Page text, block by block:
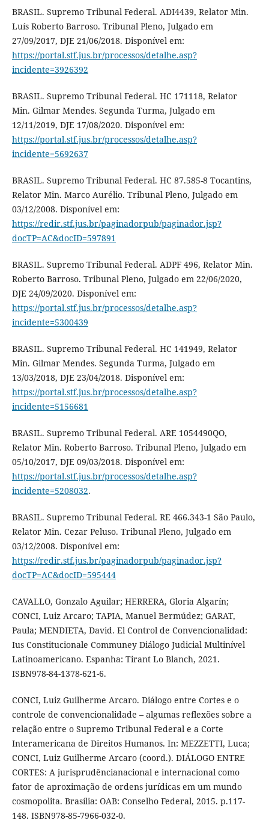
BRASIL. Supremo Tribunal Federal. ADI4439, Relator Min.
Luís Roberto Barroso. Tribunal Pleno, Julgado em
27/09/2017, DJE 21/06/2018. Disponível em:
https://portal.stf.jus.br/processos/detalhe.asp?
incidente=3926392
BRASIL. Supremo Tribunal Federal. HC 171118, Relator
Min. Gilmar Mendes. Segunda Turma, Julgado em
12/11/2019, DJE 17/08/2020. Disponível em:
https://portal.stf.jus.br/processos/detalhe.asp?
incidente=5692637
BRASIL. Supremo Tribunal Federal. HC 87.585-8 Tocantins,
Relator Min. Marco Aurélio. Tribunal Pleno, Julgado em
03/12/2008. Disponível em:
https://redir.stf.jus.br/paginadorpub/paginador.jsp?
docTP=AC&docID=597891
BRASIL. Supremo Tribunal Federal. ADPF 496, Relator Min.
Roberto Barroso. Tribunal Pleno, Julgado em 22/06/2020,
DJE 24/09/2020. Disponível em:
https://portal.stf.jus.br/processos/detalhe.asp?
incidente=5300439
BRASIL. Supremo Tribunal Federal. HC 141949, Relator
Min. Gilmar Mendes. Segunda Turma, Julgado em
13/03/2018, DJE 23/04/2018. Disponível em:
https://portal.stf.jus.br/processos/detalhe.asp?
incidente=5156681
BRASIL. Supremo Tribunal Federal. ARE 1054490QO,
Relator Min. Roberto Barroso. Tribunal Pleno, Julgado em
05/10/2017, DJE 09/03/2018. Disponível em:
https://portal.stf.jus.br/processos/detalhe.asp?
incidente=5208032.
BRASIL. Supremo Tribunal Federal. RE 466.343-1 São Paulo,
Relator Min. Cezar Peluso. Tribunal Pleno, Julgado em
03/12/2008. Disponível em:
https://redir.stf.jus.br/paginadorpub/paginador.jsp?
docTP=AC&docID=595444
CAVALLO, Gonzalo Aguilar; HERRERA, Gloria Algarín;
CONCI, Luiz Arcaro; TAPIA, Manuel Bermúdez; GARAT,
Paula; MENDIETA, David. El Control de Convencionalidad:
Ius Constitucionale Communey Diálogo Judicial Multinível
Latinoamericano. Espanha: Tirant Lo Blanch, 2021.
ISBN978-84-1378-621-6.
CONCI, Luiz Guilherme Arcaro. Diálogo entre Cortes e o
controle de convencionalidade – algumas reflexões sobre a
relação entre o Supremo Tribunal Federal e a Corte
Interamericana de Direitos Humanos. In: MEZZETTI, Luca;
CONCI, Luiz Guilherme Arcaro (coord.). DIÁLOGO ENTRE
CORTES: A jurisprudêncianacional e internacional como
fator de aproximação de ordens jurídicas em um mundo
cosmopolita. Brasília: OAB: Conselho Federal, 2015. p.117-
148. ISBN978-85-7966-032-0.